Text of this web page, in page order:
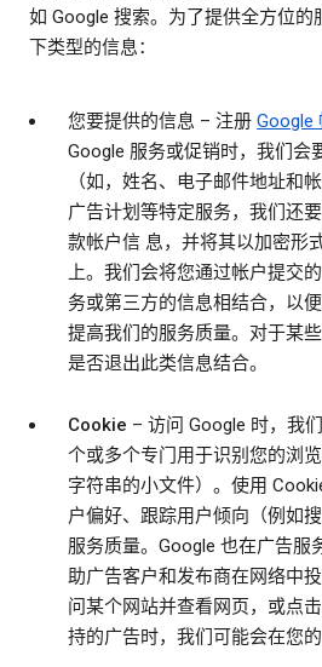
如 Google 搜索。为了提供全方位的
下类型的信息：
您要提供的信息 – 注册 Google
Google 服务或促销时，我们会
（如，姓名、电子邮件地址和
广告计划等特定服务，我们还
款帐户信 息，并将其以加密形
上。我们会将您通过帐户提交
务或第三方的信息相结合，以
提高我们的服务质量。对于某
是否退出此类信息结合。
Cookie – 访问 Google 时，我
个或多个专门用于识别您的浏
字符串的小文件）。使用
户偏好、跟踪用户倾向（例如
服务质量。Google 也在广告服
助广告客户和发布商在网络中
问某个网站并查看网页，或点
持的广告时，我们可能会在您